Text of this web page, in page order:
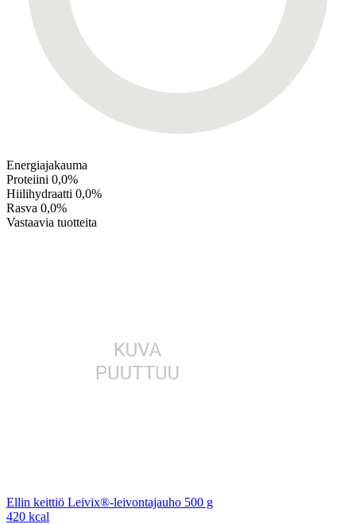
Energiajakauma
Proteiini 0,0%
Hiilihydraatti 0,0%
Rasva 0,0%
Vastaavia tuotteita
Ellin keittiö Leivix®-leivontajauho 500 g
420 kcal